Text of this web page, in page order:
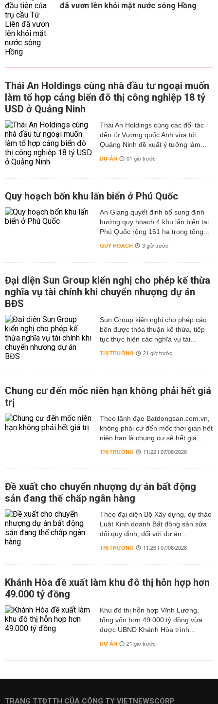
đã vươn lên khỏi mặt nước sông Hồng
Thái An Holdings cùng nhà đầu tư ngoại muốn
làm tổ hợp cảng biển đô thị công nghiệp 18 tỷ
USD ở Quảng Ninh
Thái An Holdings cùng các đối tác
đến từ Vương quốc Anh vừa tới
Quảng Ninh đề xuất ý tưởng làm...
DỰ ÁN 01 giờ trước
Quy hoạch bốn khu lấn biển ở Phú Quốc
An Giang quyết định bổ sung định
hướng quy hoạch 4 khu lấn biển tại
Phú Quốc rộng 161 ha trong tổng...
QUY HOẠCH 3 giờ trước
Đại diện Sun Group kiến nghị cho phép kế thừa
nghĩa vụ tài chính khi chuyển nhượng dự án
BĐS
Sun Group kiến nghị cho phép các
bên được thỏa thuận kế thừa, tiếp
tục thực hiện các nghĩa vụ tài...
THỊ TRƯỜNG 21 giờ trước
Chung cư đến mốc niên hạn không phải hết giá
trị
Theo lãnh đạo Batdongsan.com.vn,
không phải cứ đến mốc thời gian hết
niên hạn là chung cư sẽ hết giá...
THỊ TRƯỜNG 11:22 | 07/08/2026
Đề xuất cho chuyển nhượng dự án bất động
sản đang thế chấp ngân hàng
Theo đại diện Bộ Xây dựng, dự thảo
Luật Kinh doanh Bất động sản sửa
đổi quy định, đối với dự án...
THỊ TRƯỜNG 11:26 | 07/08/2026
Khánh Hòa đề xuất làm khu đô thị hỗn hợp hơn
49.000 tỷ đồng
Khu đô thị hỗn hợp Vĩnh Lương,
tổng vốn hơn 49.000 tỷ đồng vừa
được UBND Khánh Hòa trình...
DỰ ÁN 21 giờ trước
TRANG TTĐTTH CỦA CÔNG TY VIETNEWSCORP